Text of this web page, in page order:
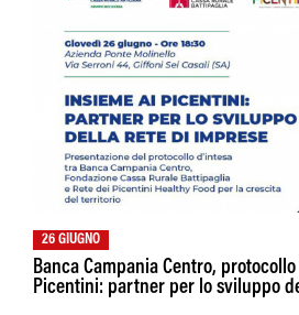
26 GIUGNO
Banca Campania Centro,
Picentini: partner per lo sviluppo